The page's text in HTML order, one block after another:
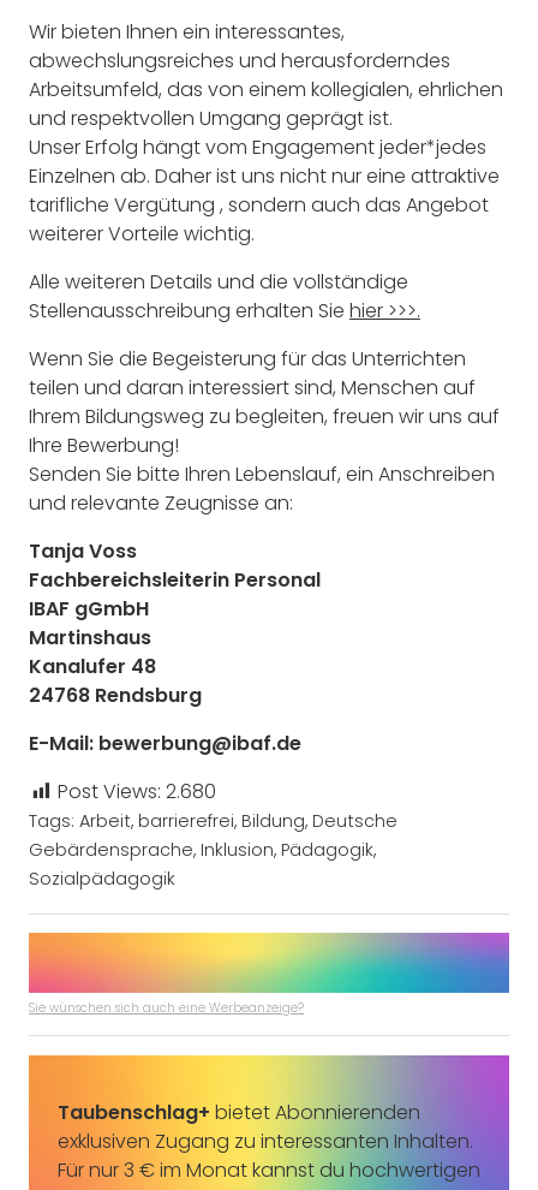
Wir bieten Ihnen ein interessantes,
abwechslungsreiches und herausforderndes
Arbeitsumfeld, das von einem kollegialen, ehrlichen
und respektvollen Umgang geprägt ist.
Unser Erfolg hängt vom Engagement jeder*jedes
Einzelnen ab. Daher ist uns nicht nur eine attraktive
tarifliche Vergütung , sondern auch das Angebot
weiterer Vorteile wichtig.
Alle weiteren Details und die vollständige
Stellenausschreibung erhalten Sie hier >>>.
Wenn Sie die Begeisterung für das Unterrichten
teilen und daran interessiert sind, Menschen auf
Ihrem Bildungsweg zu begleiten, freuen wir uns auf
Ihre Bewerbung!
Senden Sie bitte Ihren Lebenslauf, ein Anschreiben
und relevante Zeugnisse an:
Tanja Voss
Fachbereichsleiterin Personal
IBAF gGmbH
Martinshaus
Kanalufer 48
24768 Rendsburg
E-Mail: bewerbung@ibaf.de
Post Views: 2.680
Tags: Arbeit, barrierefrei, Bildung, Deutsche
Gebärdensprache, Inklusion, Pädagogik,
Sozialpädagogik
Sie wünschen sich auch eine Werbeanzeige?
Taubenschlag+ bietet Abonnierenden
exklusiven Zugang zu interessanten Inhalten.
Für nur 3 € im Monat kannst du hochwertigen